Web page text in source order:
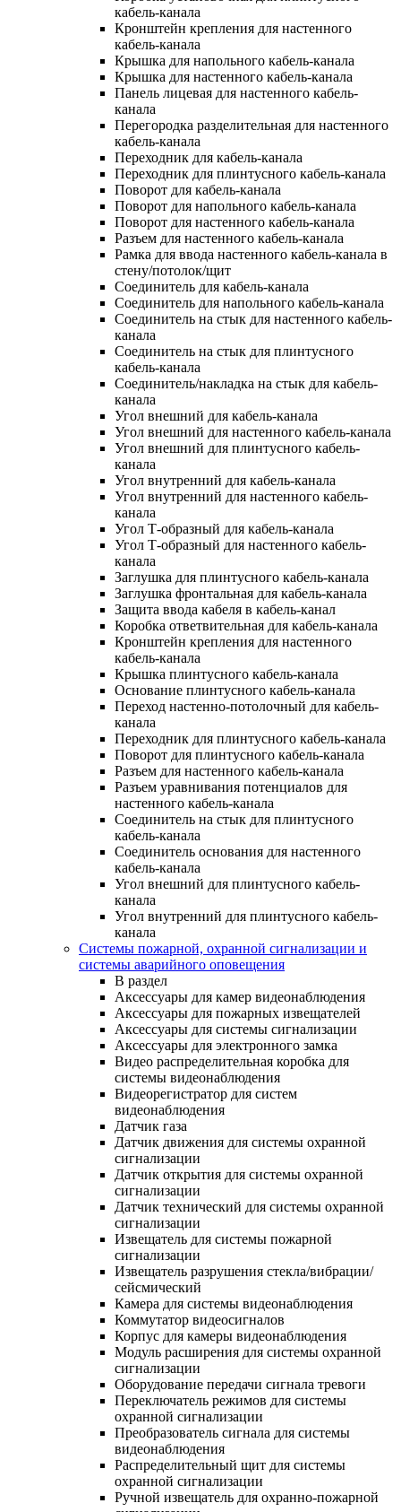
кабель-канала
Кронштейн крепления для настенного
кабель-канала
Крышка для напольного кабель-канала
Крышка для настенного кабель-канала
Панель лицевая для настенного кабель-
канала
Перегородка разделительная для настенного
кабель-канала
Переходник для кабель-канала
Переходник для плинтусного кабель-канала
Поворот для кабель-канала
Поворот для напольного кабель-канала
Поворот для настенного кабель-канала
Разъем для настенного кабель-канала
Рамка для ввода настенного кабель-канала в
стену/потолок/щит
Соединитель для кабель-канала
Соединитель для напольного кабель-канала
Соединитель на стык для настенного кабель-
канала
Соединитель на стык для плинтусного
кабель-канала
Соединитель/накладка на стык для кабель-
канала
Угол внешний для кабель-канала
Угол внешний для настенного кабель-канала
Угол внешний для плинтусного кабель-
канала
Угол внутренний для кабель-канала
Угол внутренний для настенного кабель-
канала
Угол Т-образный для кабель-канала
Угол Т-образный для настенного кабель-
канала
Заглушка для плинтусного кабель-канала
Заглушка фронтальная для кабель-канала
Защита ввода кабеля в кабель-канал
Коробка ответвительная для кабель-канала
Кронштейн крепления для настенного
кабель-канала
Крышка плинтусного кабель-канала
Основание плинтусного кабель-канала
Переход настенно-потолочный для кабель-
канала
Переходник для плинтусного кабель-канала
Поворот для плинтусного кабель-канала
Разъем для настенного кабель-канала
Разъем уравнивания потенциалов для
настенного кабель-канала
Соединитель на стык для плинтусного
кабель-канала
Соединитель основания для настенного
кабель-канала
Угол внешний для плинтусного кабель-
канала
Угол внутренний для плинтусного кабель-
канала
Системы пожарной, охранной сигнализации и
системы аварийного оповещения
В раздел
Аксессуары для камер видеонаблюдения
Аксессуары для пожарных извещателей
Аксессуары для системы сигнализации
Аксессуары для электронного замка
Видео распределительная коробка для
системы видеонаблюдения
Видеорегистратор для систем
видеонаблюдения
Датчик газа
Датчик движения для системы охранной
сигнализации
Датчик открытия для системы охранной
сигнализации
Датчик технический для системы охранной
сигнализации
Извещатель для системы пожарной
сигнализации
Извещатель разрушения стекла/вибрации/
сейсмический
Камера для системы видеонаблюдения
Коммутатор видеосигналов
Корпус для камеры видеонаблюдения
Модуль расширения для системы охранной
сигнализации
Оборудование передачи сигнала тревоги
Переключатель режимов для системы
охранной сигнализации
Преобразователь сигнала для системы
видеонаблюдения
Распределительный щит для системы
охранной сигнализации
Ручной извещатель для охранно-пожарной